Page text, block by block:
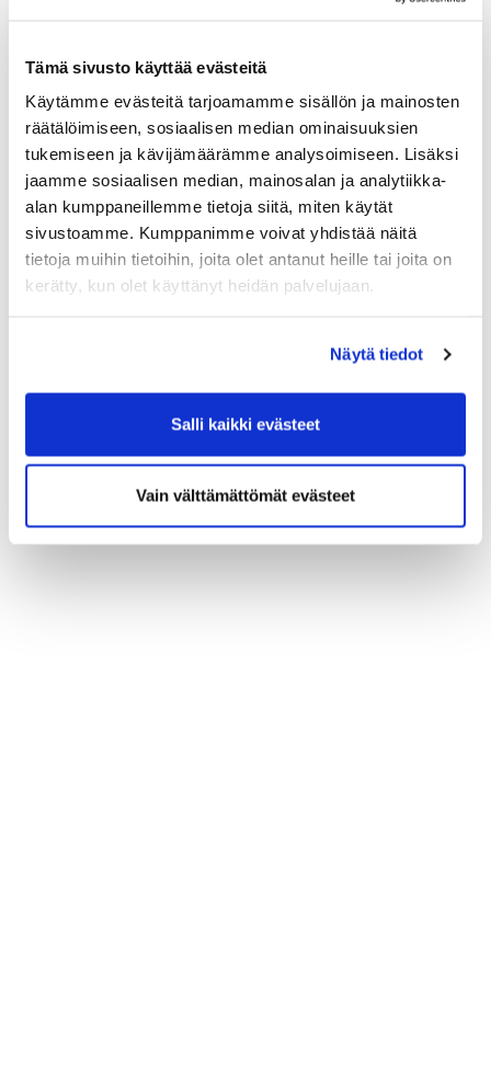
Tämä sivusto käyttää evästeitä
Käytämme evästeitä tarjoamamme sisällön ja mainosten
räätälöimiseen, sosiaalisen median ominaisuuksien
tukemiseen ja kävijämäärämme analysoimiseen. Lisäksi
jaamme sosiaalisen median, mainosalan ja analytiikka-
alan kumppaneillemme tietoja siitä, miten käytät
sivustoamme. Kumppanimme voivat yhdistää näitä
tietoja muihin tietoihin, joita olet antanut heille tai joita on
kerätty, kun olet käyttänyt heidän palvelujaan.
Näytä tiedot
Salli kaikki evästeet
Vain välttämättömät evästeet
Member NO:
Register
I'd like to receive the Hartola Golf newsletter
I accept the terms of use (*)